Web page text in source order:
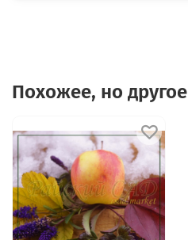
Похожее, но другое